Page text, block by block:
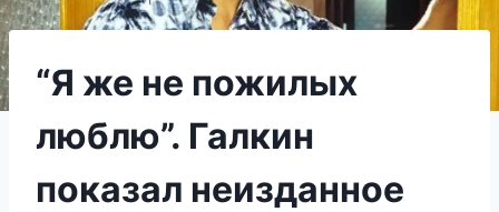
“Я же не пожилых
люблю”. Галкин
показал неизданное